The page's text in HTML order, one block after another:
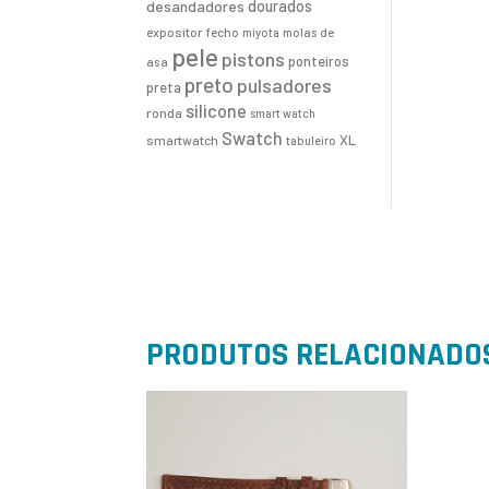
desandadores dourados
expositor fecho miyota molas de
asa pele pistons ponteiros
preta preto pulsadores
ronda silicone smart watch
smartwatch Swatch tabuleiro XL
PRODUTOS